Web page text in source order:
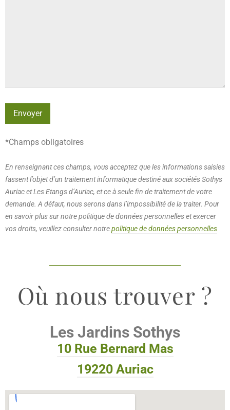
*Champs obligatoires
En renseignant ces champs, vous acceptez que les informations saisies
fassent l’objet d’un traitement informatique destiné aux sociétés Sothys
Auriac et Les Etangs d’Auriac, et ce à seule fin de traitement de votre
demande. A défaut, nous serons dans l’impossibilité de la traiter. Pour
en savoir plus sur notre politique de données personnelles et exercer
vos droits, veuillez consulter notrepolitique de données personnelles
Où nous trouver ?
Les Jardins Sothys
10 Rue Bernard Mas
19220 Auriac